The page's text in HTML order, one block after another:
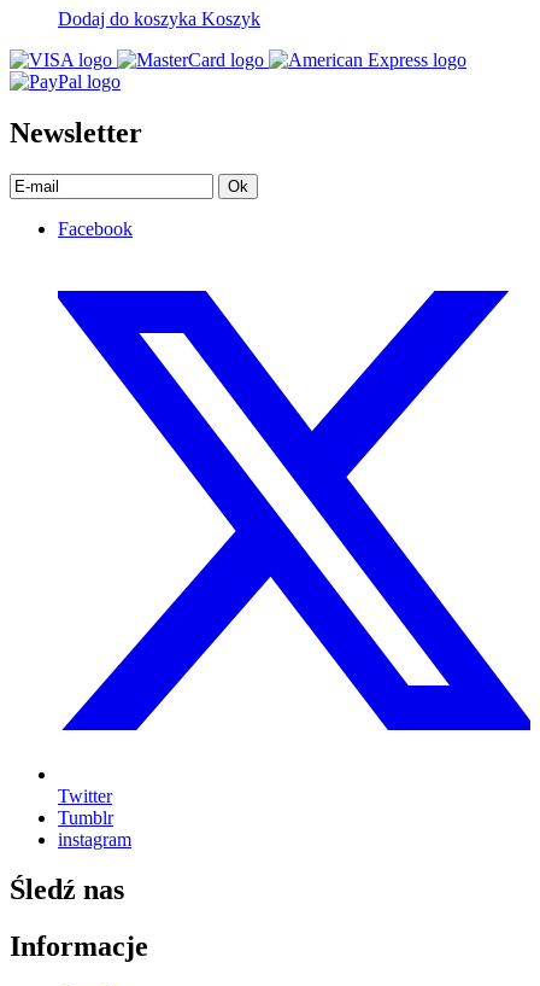
Dodaj do koszyka Koszyk
Newsletter
Ok
Facebook
Twitter
Tumblr
instagram
Śledź nas
Informacje